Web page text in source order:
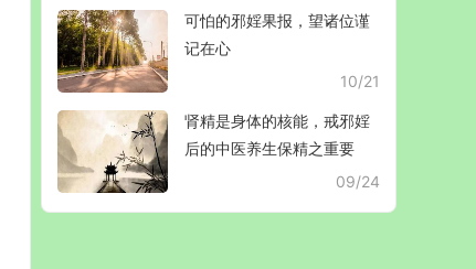
可怕的邪婬果报，望诸位谨
记在心
10/21
肾精是身体的核能，戒邪婬
后的中医养生保精之重要
09/24